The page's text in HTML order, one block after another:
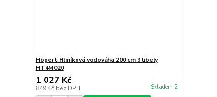
Högert Hliníková vodováha 200 cm 3 libely
HT4M020
1 027 Kč
849 Kč bez DPH Skladem 2